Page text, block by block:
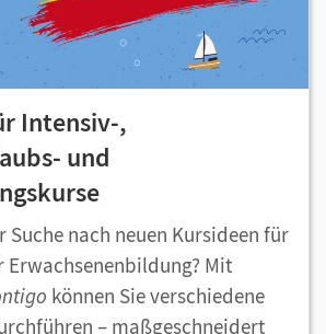
Intensiv-,
und
Suche nach neuen Kursideen für
Erwachsenenbildung? Mit
können Sie verschiedene
– maßgeschneidert